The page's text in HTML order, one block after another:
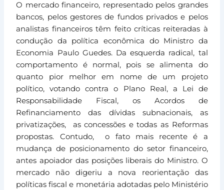
O mercado financeiro, representado pelos grandes
bancos, pelos gestores de fundos privados e pelos
analistas financeiros têm feito críticas reiteradas à
condução da política econômica do Ministro da
Economia Paulo Guedes. Da esquerda radical, tal
comportamento é normal, pois se alimenta do
quanto pior melhor em nome de um projeto
político, votando contra o Plano Real, a Lei de
Responsabilidade Fiscal, os Acordos de
Refinanciamento das dívidas subnacionais, as
privatizações, as concessões e todas as Reformas
propostas. Contudo, o fato mais recente é a
mudança de posicionamento do setor financeiro,
antes apoiador das posições liberais do Ministro. O
mercado não digeriu a nova reorientação das
políticas fiscal e monetária adotadas pelo Ministério